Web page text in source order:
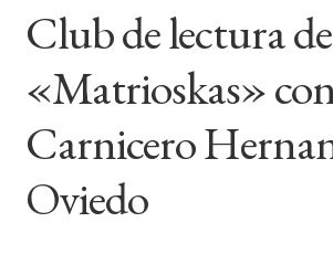
PODCAST
LA EDITORIAL
FOREIGN
Club de lectura de
«Matrioskas»
Carnicero
Oviedo